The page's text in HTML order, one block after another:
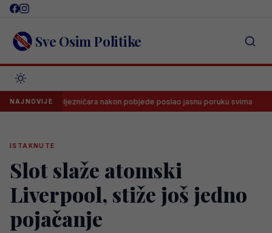
Skip
content Sve Osim Politike
NAJNOVIJE
Željezničara nakon pobjede poslao jasnu poruku svima
ISTAKNUTE
Slot slaže atomski
Liverpool, stiže još jedno
pojačanje